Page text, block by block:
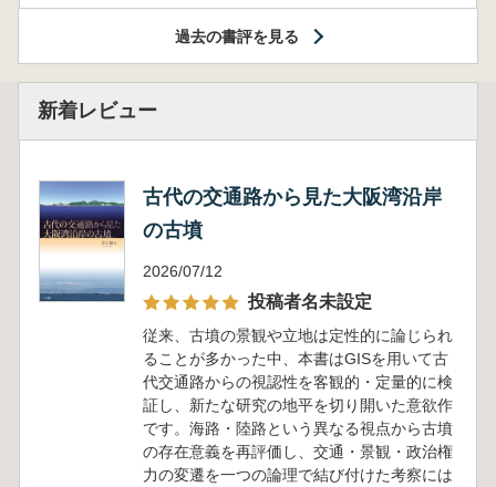
過去の書評を見る
新着レビュー
古代の交通路から見た大阪湾沿岸
の古墳
2026/07/12
投稿者名未設定
従来、古墳の景観や立地は定性的に論じられ
ることが多かった中、本書はGISを用いて古
代交通路からの視認性を客観的・定量的に検
証し、新たな研究の地平を切り開いた意欲作
です。海路・陸路という異なる視点から古墳
の存在意義を再評価し、交通・景観・政治権
力の変遷を一つの論理で結び付けた考察には